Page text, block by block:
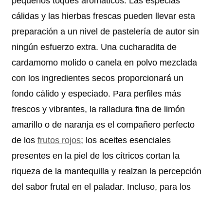
cálidas y las hierbas frescas pueden llevar esta
preparación a un nivel de pastelería de autor sin
ningún esfuerzo extra. Una cucharadita de
cardamomo molido o canela en polvo mezclada
con los ingredientes secos proporcionará un
fondo cálido y especiado. Para perfiles más
frescos y vibrantes, la ralladura fina de limón
amarillo o de naranja es el compañero perfecto
de los frutos rojos; los aceites esenciales
presentes en la piel de los cítricos cortan la
riqueza de la mantequilla y realzan la percepción
del sabor frutal en el paladar. Incluso, para los